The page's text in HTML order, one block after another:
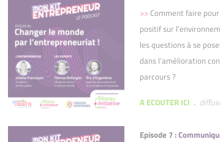
>>Comment faire
positif sur
les questions à se
dans l’amélioration
parcours ?
A ECOUTER ICI .
Episode 7 :